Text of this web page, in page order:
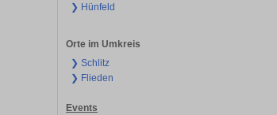
❯ Hünfeld
Orte im Umkreis
❯ Schlitz
❯ Flieden
Events